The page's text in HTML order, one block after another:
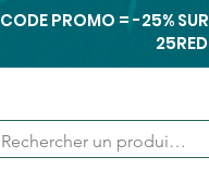
CODE PROMO = -25%